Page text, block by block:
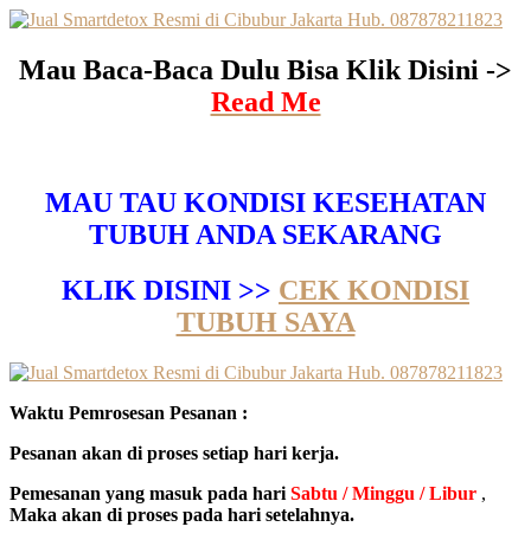
Mau Baca-Baca Dulu Bisa Klik Disini ->
Read Me
MAU TAU KONDISI KESEHATAN
TUBUH ANDA SEKARANG
KLIK DISINI >> CEK KONDISI
TUBUH SAYA
Waktu Pemrosesan Pesanan :
Pesanan akan di proses setiap hari kerja.
Pemesanan yang masuk pada hari Sabtu / Minggu / Libur ,
Maka akan di proses pada hari setelahnya.